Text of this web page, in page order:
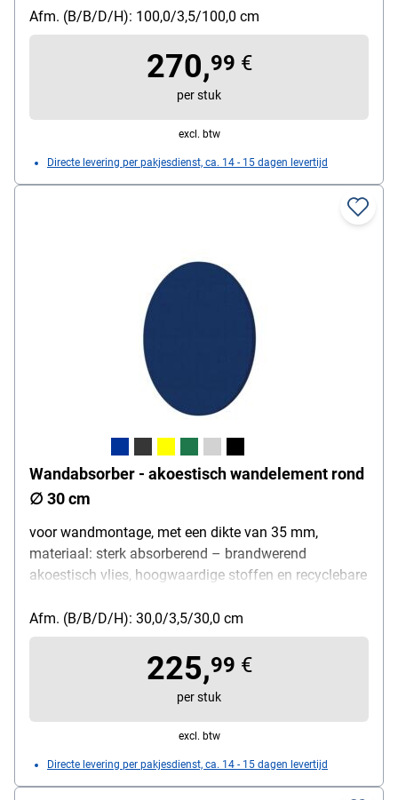
cm
Afm. (B/B/D/H): 100,0/3,5/100,0 cm
270,99 €
per stuk
excl. btw
Directe levering per pakjesdienst, ca. 14 - 15 dagen levertijd
Wandabsorber - akoestisch wandelement rond
∅ 30 cm
voor wandmontage, met een dikte van 35 mm,
materiaal: sterk absorberend – brandwerend
akoestisch vlies, hoogwaardige stoffen en recyclebare
Afm. (B/B/D/H): 30,0/3,5/30,0 cm
225,99 €
per stuk
excl. btw
Directe levering per pakjesdienst, ca. 14 - 15 dagen levertijd